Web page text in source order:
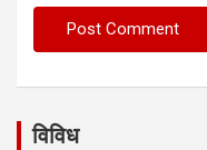
विविध